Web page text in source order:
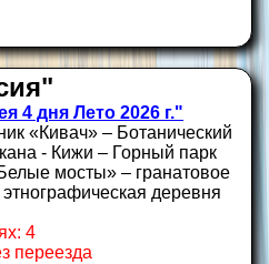
4 дня Лето 2026 г."
«Кивач» – Ботанический
- Кижи – Горный парк
мосты» – гранатовое
деревня
4
переезда